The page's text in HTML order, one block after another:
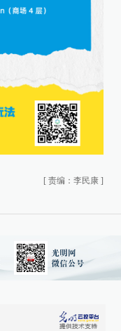
[ 责编：李民康 ]